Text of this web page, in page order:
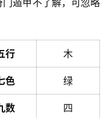
遁甲不了解，可忽略
行 木
色 绿
数 四